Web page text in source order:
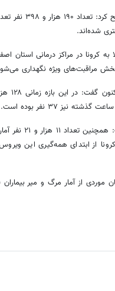
کرد: تعداد۱۹۰ هزار و ۳۹۸
نفر
شده‌اند.
به کرونا در مراکز درمانی استان
بخش مراقبت‌های ویژه نگهداری
در این بازه زمانی ۱۲۸ هزار و
ساعت گذشته نیز
نفر بوده است.
همچنین تعداد
هزار و ۲۱
نفر
علت کرونا از ابتدای همه‌گیری این
موردی از آمار مرگ و میر